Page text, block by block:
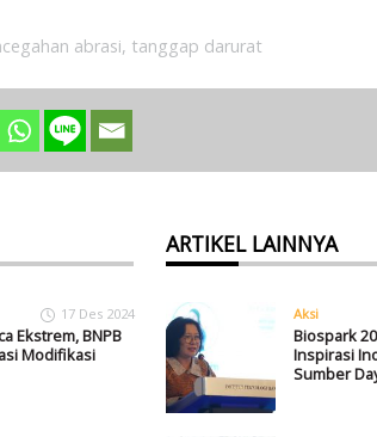
abrasi, tanggap darurat
17 Des 2024
Ekstrem, BNPB
Modifikasi
ARTIKEL LAINNYA
Aksi
Biospark
Inspirasi
Sumber